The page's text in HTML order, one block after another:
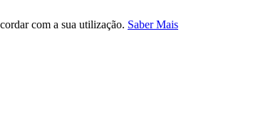
com a sua utilização. Saber Mais